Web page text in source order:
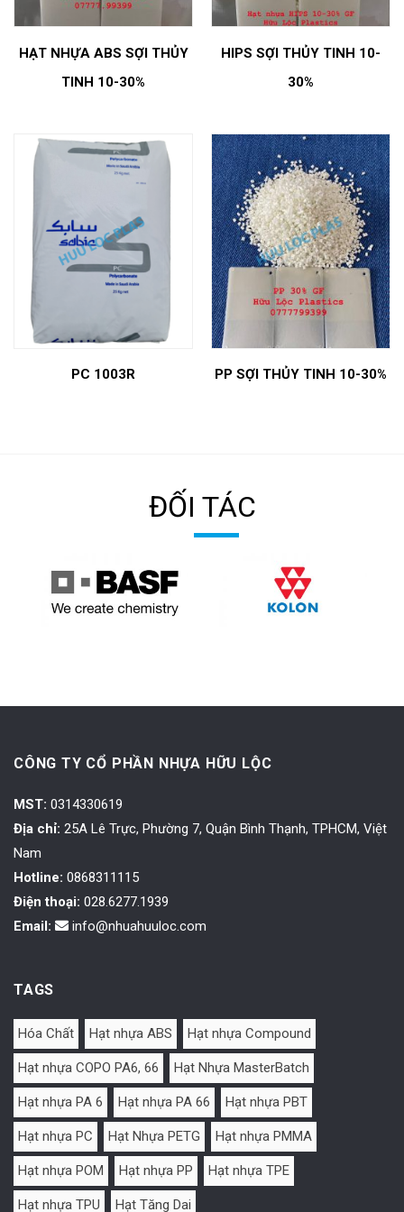
HẠT NHỰA ABS SỢI THỦY
TINH 10-30%
HIPS SỢI THỦY TINH 10-
30%
PC 1003R PP SỢI THỦY TINH 10-30%
ĐỐI TÁC
CÔNG TY CỔ PHẦN NHỰA HỮU LỘC
MST: 0314330619
Địa chỉ: 25A Lê Trực, Phường 7, Quận Bình Thạnh, TPHCM, Việt
Nam
Hotline: 0868311115
Điện thoại: 028.6277.1939
Email:
info@nhuahuuloc.com
TAGS
Hóa Chất Hạt nhựa ABS Hạt nhựa Compound
Hạt nhựa COPO PA6, 66 Hạt Nhựa MasterBatch
Hạt nhựa PA 6 Hạt nhựa PA 66 Hạt nhựa PBT
Hạt nhựa PC Hạt Nhựa PETG Hạt nhựa PMMA
Hạt nhựa POM Hạt nhựa PP Hạt nhựa TPE
Hạt nhựa TPU Hạt Tăng Dai